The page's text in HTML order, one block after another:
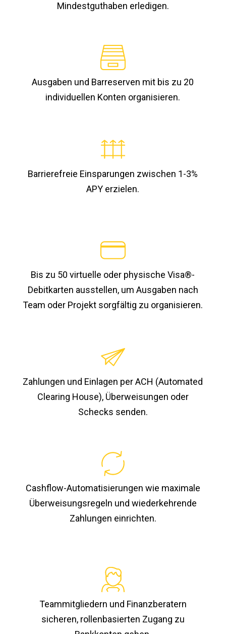
Mindestguthaben erledigen.
Ausgaben und Barreserven mit bis zu 20
individuellen Konten organisieren.
Barrierefreie Einsparungen zwischen 1-3%
APY erzielen.
Bis zu 50 virtuelle oder physische Visa®-
Debitkarten ausstellen, um Ausgaben nach
Team oder Projekt sorgfältig zu organisieren.
Zahlungen und Einlagen per ACH (Automated
Clearing House), Überweisungen oder
Schecks senden.
Cashflow-Automatisierungen wie maximale
Überweisungsregeln und wiederkehrende
Zahlungen einrichten.
Teammitgliedern und Finanzberatern
sicheren, rollenbasierten Zugang zu